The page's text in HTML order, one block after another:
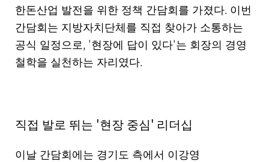
한돈산업 발전을 위한 정책 간담회를 가졌다. 이번
간담회는 지방자치단체를 직접 찾아가 소통하는
공식 일정으로 , '현장에 답이 있다'는 회장의 경영
철학을 실천하는 자리였다.
직접 발로 뛰는 '현장 중심' 리더십
이날 간담회에는 경기도 측에서 이강영